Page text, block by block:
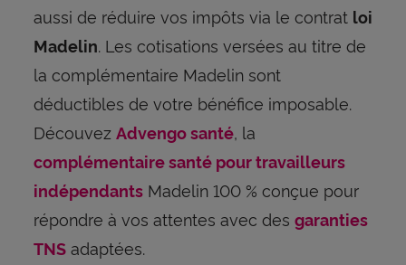
aussi de réduire vos impôts via le contrat loi
Madelin. Les cotisations versées au titre de
la complémentaire Madelin sont
déductibles de votre bénéfice imposable.
Découvez Advengo santé, la
complémentaire santé pour travailleurs
indépendantsMadelin 100 % conçue pour
répondre à vos attentes avec des garanties
TNSadaptées.